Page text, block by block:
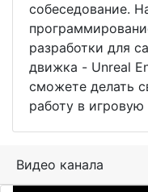
собеседование.
разработки для
движка - Unreal
сможете делать
работу в
Видео канала